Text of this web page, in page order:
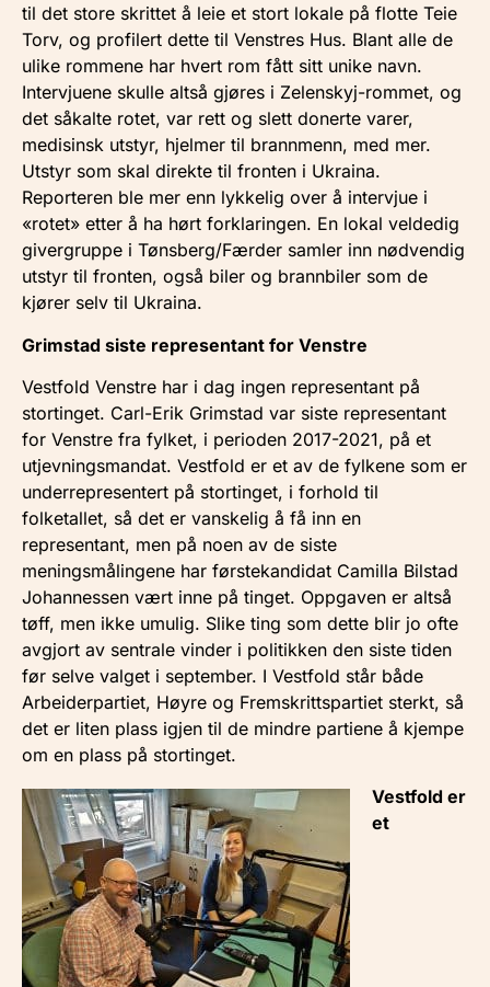
til det store skrittet å leie et stort lokale på flotte Teie
Torv, og profilert dette til Venstres Hus. Blant alle de
ulike rommene har hvert rom fått sitt unike navn.
Intervjuene skulle altså gjøres i Zelenskyj-rommet, og
det såkalte rotet, var rett og slett donerte varer,
medisinsk utstyr, hjelmer til brannmenn, med mer.
Utstyr som skal direkte til fronten i Ukraina.
Reporteren ble mer enn lykkelig over å intervjue i
«rotet» etter å ha hørt forklaringen. En lokal veldedig
givergruppe i Tønsberg/Færder samler inn nødvendig
utstyr til fronten, også biler og brannbiler som de
kjører selv til Ukraina.
Grimstad siste representant for Venstre
Vestfold Venstre har i dag ingen representant på
stortinget. Carl-Erik Grimstad var siste representant
for Venstre fra fylket, i perioden 2017-2021, på et
utjevningsmandat. Vestfold er et av de fylkene som er
underrepresentert på stortinget, i forhold til
folketallet, så det er vanskelig å få inn en
representant, men på noen av de siste
meningsmålingene har førstekandidat Camilla Bilstad
Johannessen vært inne på tinget. Oppgaven er altså
tøff, men ikke umulig. Slike ting som dette blir jo ofte
avgjort av sentrale vinder i politikken den siste tiden
før selve valget i september. I Vestfold står både
Arbeiderpartiet, Høyre og Fremskrittspartiet sterkt, så
det er liten plass igjen til de mindre partiene å kjempe
om en plass på stortinget.
Vestfold er
et